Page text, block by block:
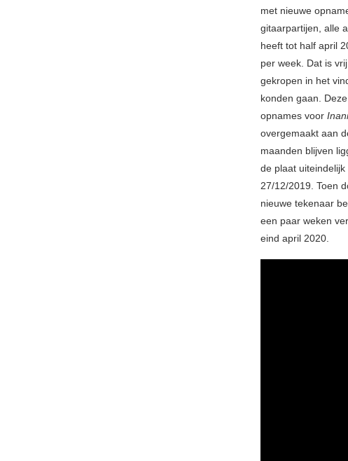
met nieuwe
gitaarpartijen, alle
heeft tot half april
per week. Dat is
gekropen in het
konden gaan.
opnames voor
overgemaakt aan
maanden blijven
de plaat
27/12/2019. Toen
nieuwe tekenaar
een paar weken
eind april 2020.